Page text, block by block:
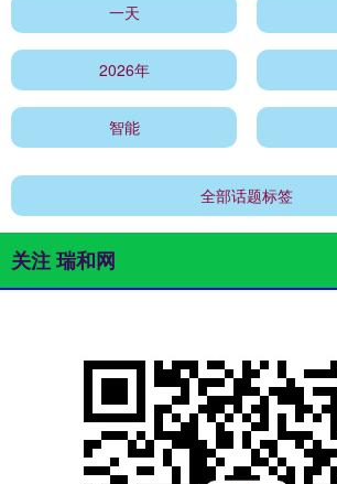
一天
2026年
智能
全部话题标签
关注 瑞和网